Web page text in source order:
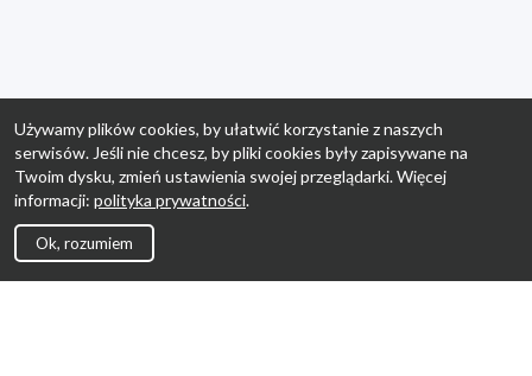
Używamy plików cookies, by ułatwić korzystanie z naszych
serwisów. Jeśli nie chcesz, by pliki cookies były zapisywane na
Twoim dysku, zmień ustawienia swojej przeglądarki. Więcej
informacji: polityka prywatności.
Ok, rozumiem